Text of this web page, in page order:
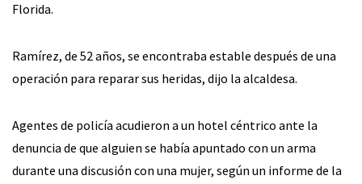
Florida.
Ramírez, de 52 años, se encontraba estable después de una
operación para reparar sus heridas, dijo la alcaldesa.
Agentes de policía acudieron a un hotel céntrico ante la
denuncia de que alguien se había apuntado con un arma
durante una discusión con una mujer, según un informe de la